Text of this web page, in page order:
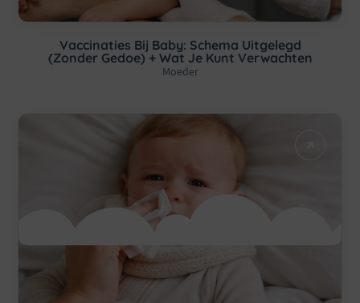
Vaccinaties Bij Baby: Schema Uitgelegd
(zonder Gedoe) + Wat Je Kunt Verwachten
Moeder